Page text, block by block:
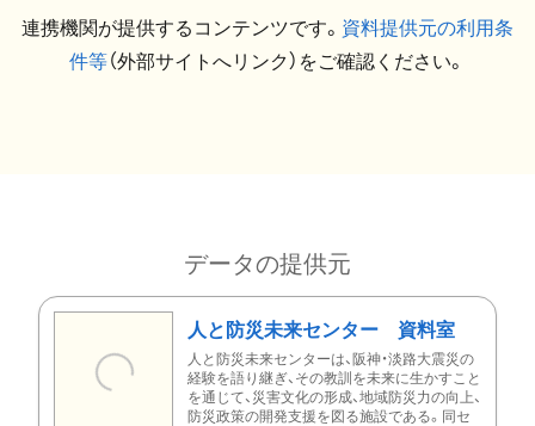
連携機関が提供するコンテンツです。 資料提供元の利用条
件等（外部サイトへリンク）をご確認ください。
データの提供元
人と防災未来センター 資料室
人と防災未来センターは、阪神・淡路大震災の
経験を語り継ぎ、その教訓を未来に生かすこと
を通じて、災害文化の形成、地域防災力の向上、
防災政策の開発支援を図る施設である。同セ